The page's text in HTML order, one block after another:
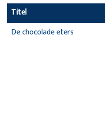
Titel
De chocolade eters